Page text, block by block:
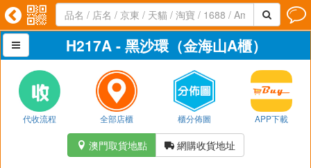
   
 H217A - 黑沙環（金海山A櫃）
代收流程 全部店櫃 櫃分佈圖 APP下載
 澳門取貨地點 網購收貨地址